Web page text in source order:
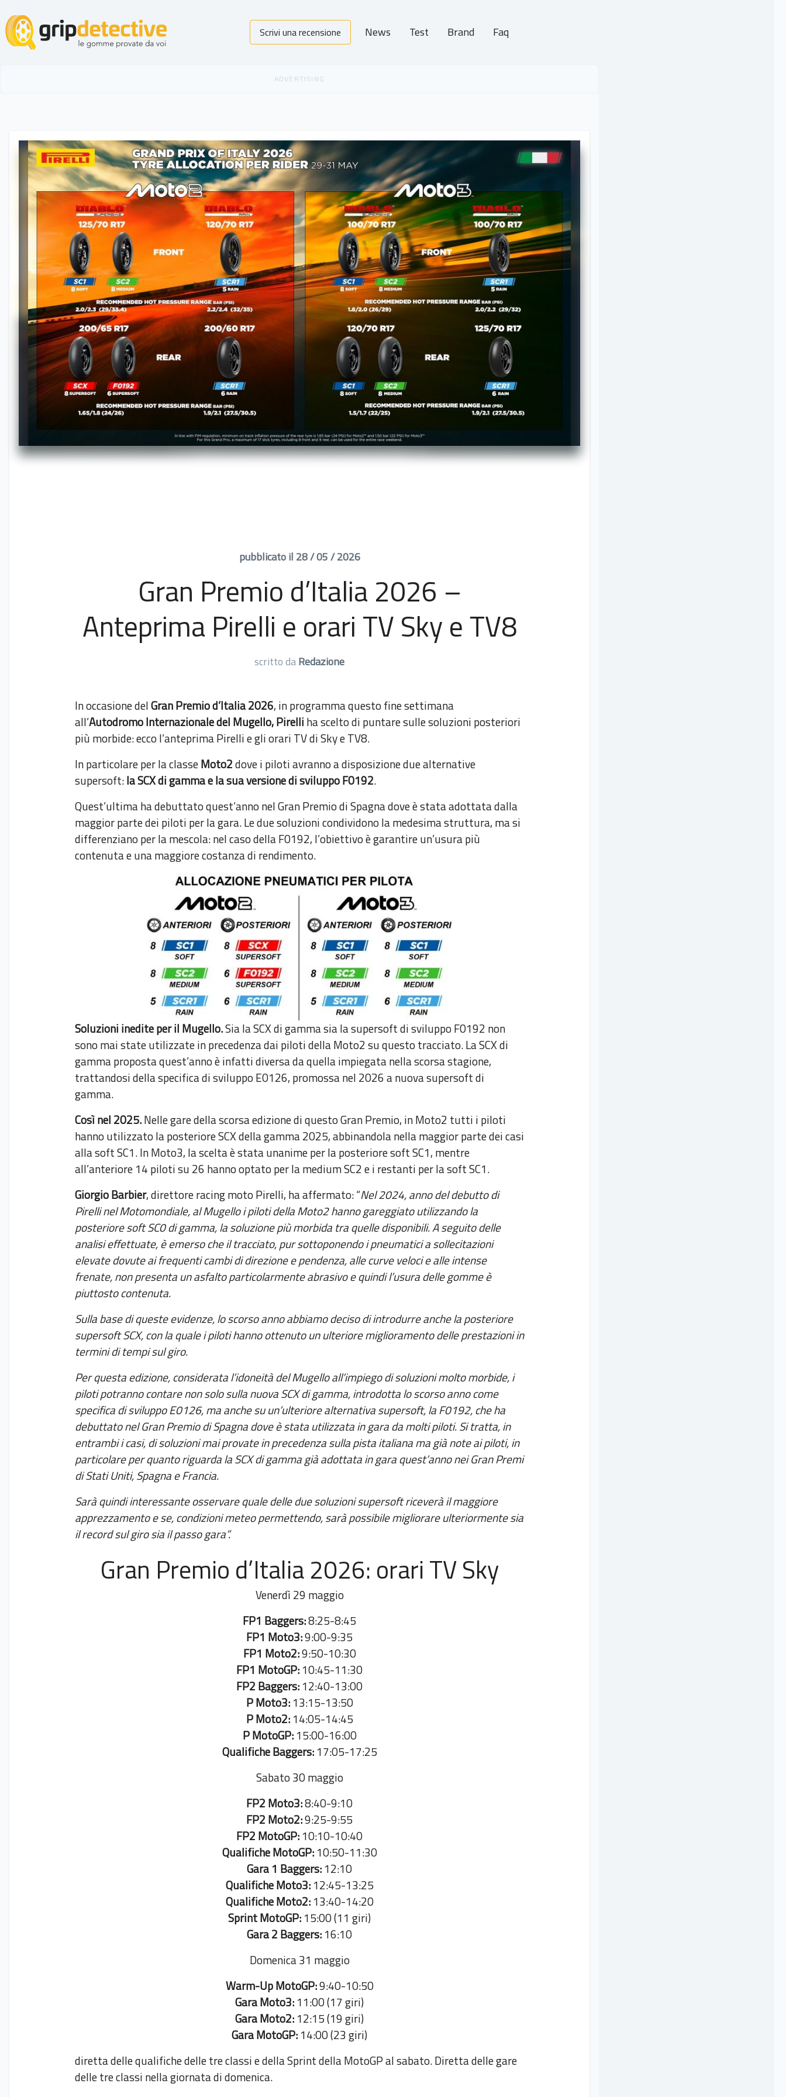
GripDetective Scrivi una recensione News Test Brand Faq
pubblicato il 28 / 05 / 2026
Gran Premio d’Italia 2026 –
Anteprima Pirelli e orari TV Sky e TV8
scritto daRedazione
In occasione delGran Premio d’Italia 2026, in programma questo fine settimana
all’Autodromo Internazionale del Mugello, Pirelli ha scelto di puntare sulle soluzioni posteriori
più morbide: ecco l’anteprima Pirelli e gli orari TV di Sky e TV8.
In particolare per la classeMoto2dove i piloti avranno a disposizione due alternative
supersoft:la SCX di gamma e la sua versione di sviluppo F0192.
Quest’ultima ha debuttato quest’anno nel Gran Premio di Spagna dove è stata adottata dalla
maggior parte dei piloti per la gara. Le due soluzioni condividono la medesima struttura, ma si
differenziano per la mescola: nel caso della F0192, l’obiettivo è garantire un’usura più
contenuta e una maggiore costanza di rendimento.
Soluzioni inedite per il Mugello.Sia la SCX di gamma sia la supersoft di sviluppo F0192 non
sono mai state utilizzate in precedenza dai piloti della Moto2 su questo tracciato. La SCX di
gamma proposta quest’anno è infatti diversa da quella impiegata nella scorsa stagione,
trattandosi della specifica di sviluppo E0126, promossa nel 2026 a nuova supersoft di
gamma.
Così nel 2025.Nelle gare della scorsa edizione di questo Gran Premio, in Moto2 tutti i piloti
hanno utilizzato la posteriore SCX della gamma 2025, abbinandola nella maggior parte dei casi
alla soft SC1. In Moto3, la scelta è stata unanime per la posteriore soft SC1, mentre
all’anteriore 14 piloti su 26 hanno optato per la medium SC2 e i restanti per la soft SC1.
Giorgio Barbier, direttore racing moto Pirelli, ha affermato: “Nel 2024, anno del debutto di
Pirelli nel Motomondiale, al Mugello i piloti della Moto2 hanno gareggiato utilizzando la
posteriore soft SC0 di gamma, la soluzione più morbida tra quelle disponibili. A seguito delle
analisi effettuate, è emerso che il tracciato, pur sottoponendo i pneumatici a sollecitazioni
elevate dovute ai frequenti cambi di direzione e pendenza, alle curve veloci e alle intense
frenate, non presenta un asfalto particolarmente abrasivo e quindi l’usura delle gomme è
piuttosto contenuta.
Sulla base di queste evidenze, lo scorso anno abbiamo deciso di introdurre anche la posteriore
supersoft SCX, con la quale i piloti hanno ottenuto un ulteriore miglioramento delle prestazioni in
termini di tempi sul giro.
Per questa edizione, considerata l’idoneità del Mugello all’impiego di soluzioni molto morbide, i
piloti potranno contare non solo sulla nuova SCX di gamma, introdotta lo scorso anno come
specifica di sviluppo E0126, ma anche su un’ulteriore alternativa supersoft, la F0192, che ha
debuttato nel Gran Premio di Spagna dove è stata utilizzata in gara da molti piloti. Si tratta, in
entrambi i casi, di soluzioni mai provate in precedenza sulla pista italiana ma già note ai piloti, in
particolare per quanto riguarda la SCX di gamma già adottata in gara quest’anno nei Gran Premi
di Stati Uniti, Spagna e Francia.
Sarà quindi interessante osservare quale delle due soluzioni supersoft riceverà il maggiore
apprezzamento e se, condizioni meteo permettendo, sarà possibile migliorare ulteriormente sia
il record sul giro sia il passo gara”.
Gran Premio d’Italia 2026: orari TV Sky
Venerdì 29 maggio
FP1 Baggers:8:25-8:45
FP1 Moto3:9:00-9:35
FP1 Moto2:9:50-10:30
FP1 MotoGP: 10:45-11:30
FP2 Baggers: 12:40-13:00
P Moto3:13:15-13:50
P Moto2:14:05-14:45
P MotoGP:15:00-16:00
Qualifiche Baggers:17:05-17:25
Sabato 30 maggio
FP2 Moto3:8:40-9:10
FP2 Moto2:9:25-9:55
FP2 MotoGP: 10:10-10:40
Qualifiche MotoGP:10:50-11:30
Gara 1 Baggers: 12:10
Qualifiche Moto3:12:45-13:25
Qualifiche Moto2:13:40-14:20
Sprint MotoGP: 15:00 (11 giri)
Gara 2 Baggers: 16:10
Domenica 31 maggio
Warm-Up MotoGP:9:40-10:50
Gara Moto3: 11:00 (17 giri)
Gara Moto2: 12:15 (19 giri)
Gara MotoGP: 14:00 (23 giri)
diretta delle qualifiche delle tre classi e della Sprint della MotoGP al sabato. Diretta delle gare
delle tre classi nella giornata di domenica.